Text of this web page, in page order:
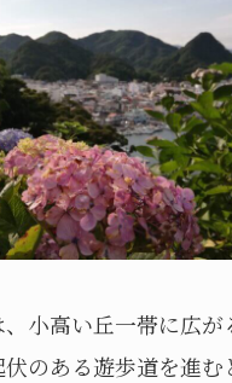
小高い丘一帯に広が
のある遊歩道を進む